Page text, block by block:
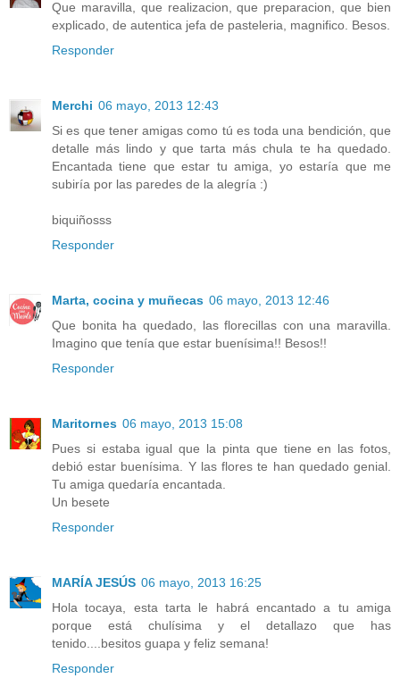
Que maravilla, que realizacion, que preparacion, que bien
explicado, de autentica jefa de pasteleria, magnifico. Besos.
Responder
Merchi 06 mayo, 2013 12:43
Si es que tener amigas como tú es toda una bendición, que
detalle más lindo y que tarta más chula te ha quedado.
Encantada tiene que estar tu amiga, yo estaría que me
subiría por las paredes de la alegría :)
biquiñosss
Responder
Marta, cocina y muñecas 06 mayo, 2013 12:46
Que bonita ha quedado, las florecillas con una maravilla.
Imagino que tenía que estar buenísima!! Besos!!
Responder
Maritornes 06 mayo, 2013 15:08
Pues si estaba igual que la pinta que tiene en las fotos,
debió estar buenísima. Y las flores te han quedado genial.
Tu amiga quedaría encantada.
Un besete
Responder
MARÍA JESÚS 06 mayo, 2013 16:25
Hola tocaya, esta tarta le habrá encantado a tu amiga
porque está chulísima y el detallazo que has
tenido....besitos guapa y feliz semana!
Responder